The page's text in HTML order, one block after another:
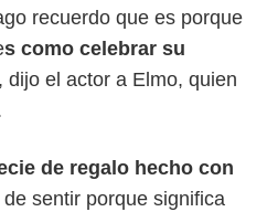
recuerdo que es porque
s como celebrar su
dijo el actor a Elmo, quien
de regalo hecho con
sentir porque significa